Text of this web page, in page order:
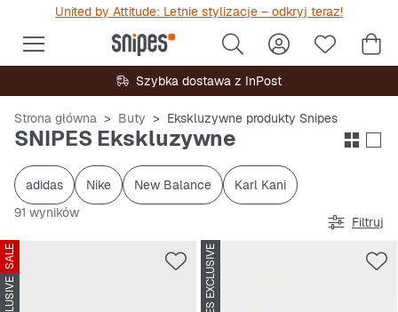
United by Attitude: Letnie stylizacje – odkryj teraz!
Szybka dostawa z InPost
Strona główna Buty Ekskluzywne produkty Snipes
SNIPES Ekskluzywne
adidas Nike New Balance
Karl Kani
91 wyników
Filtruj
SALE SNIPES EXCLUSIVE